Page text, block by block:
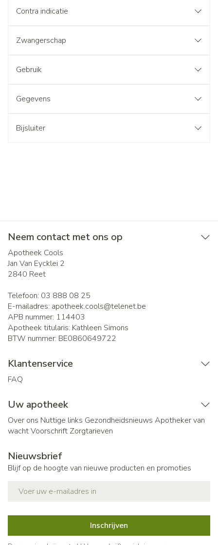
Contra indicatie
Zwangerschap
Gebruik
Gegevens
Bijsluiter
Neem contact met ons op
Apotheek Cools
Jan Van Eycklei 2
2840 Reet
Telefoon: 03 888 08 25
E-mailadres: apotheek.cools@telenet.be
APB nummer: 114403
Apotheek titularis: Kathleen Simons
BTW nummer: BE0860649722
Klantenservice
FAQ
Uw apotheek
Over ons Nuttige links Gezondheidsnieuws Apotheker van
wachtVoorschrift Zorgtarieven
Nieuwsbrief
Blijf op de hoogte van nieuwe producten en promoties
Inschrijven